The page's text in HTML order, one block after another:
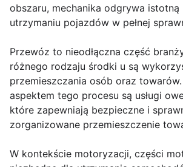
obszaru, mechanika odgrywa istotną
utrzymaniu pojazdów w pełnej
Przewóz to nieodłączna część
różnego rodzaju środki u są
przemieszczania osób oraz towarów.
aspektem tego procesu są usługi
które zapewniają bezpieczne i
zorganizowane przemieszczenie
W kontekście motoryzacji, części